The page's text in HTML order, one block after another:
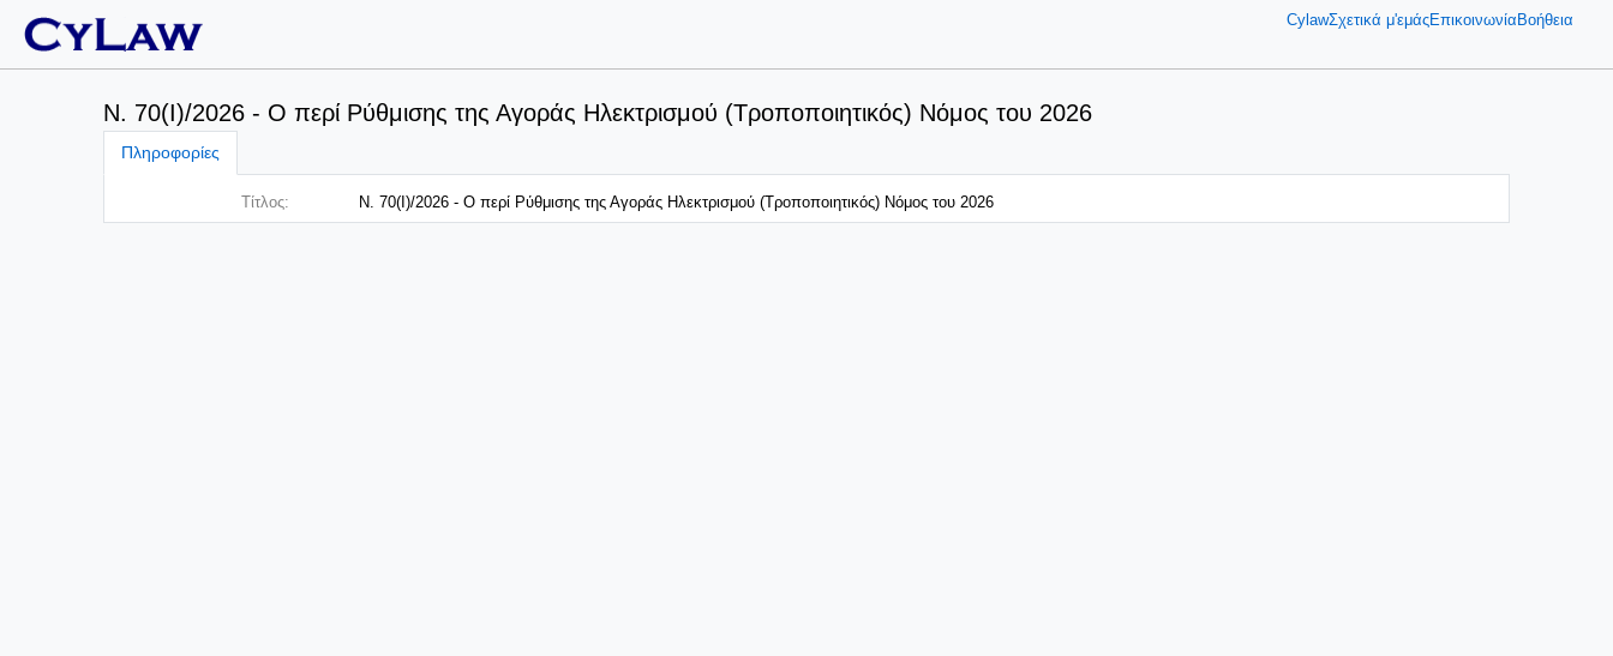
CylawΣχετικά μ'εμάςΕπικοινωνία Βοήθεια
Ν. 70(I)/2026 - Ο περί Ρύθμισης της Αγοράς Ηλεκτρισμού (Τροποποιητικός) Νόμος του 2026
Πληροφορίες
Τίτλος: Ν. 70(I)/2026 - Ο περί Ρύθμισης της Αγοράς Ηλεκτρισμού (Τροποποιητικός) Νόμος του 2026